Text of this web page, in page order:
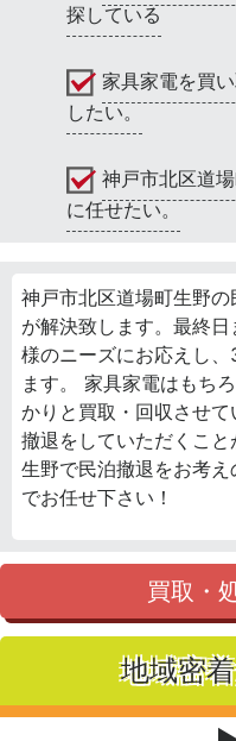
探している
家具家電を買
したい。
神戸市北区道
に任せたい。
神戸市北区道場町生野
が解決致します。最終
様のニーズにお応えし
ます。 家具家電はもち
かりと買取・回収させ
撤退をしていただくこ
生野で民泊撤退をお考え
でお任せ下さい！
買取・
地域密